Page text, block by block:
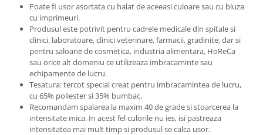
Poate fi usor asortata cu halat de aceeasi culoare sau cu bluza
cu imprimeuri.
Produsul este potrivit pentru cadrele medicale din spitale si
clinici, laboratoare, clinici veterinare, farmacii, gradinite, dar si
pentru saloane de cosmetica, industria alimentara, HoReCa
sau orice alt domeniu ce utilizeaza imbracaminte sau
echipamente de lucru.
Tesatura: tercot special creat pentru imbracamintea de lucru,
cu 65% poliester si 35% bumbac.
Recomandam spalarea la maxim 40 de grade si stoarcerea la
intensitate mica. In acest fel culorile nu ies, isi pastreaza
intensitatea mai mult timp si produsul se calca usor.